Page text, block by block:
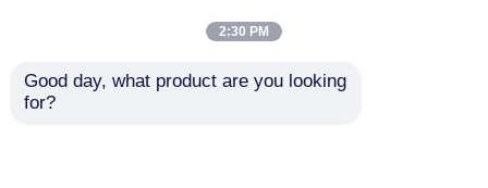
2:30 PM
Good day, what product are you looking
for?